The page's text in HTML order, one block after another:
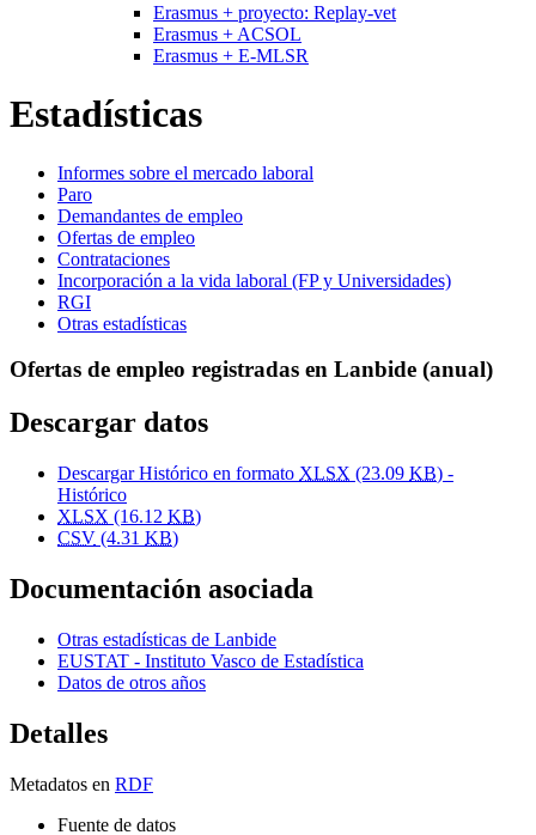
Erasmus + proyecto: Replay-vet
Erasmus + ACSOL
Erasmus + E-MLSR
Estadísticas
Informes sobre el mercado laboral
Paro
Demandantes de empleo
Ofertas de empleo
Contrataciones
Incorporación a la vida laboral (FP y Universidades)
RGI
Otras estadísticas
Ofertas de empleo registradas en Lanbide (anual)
Descargar datos
Descargar Histórico en formato XLSX (23.09 KB) -
Histórico
XLSX (16.12 KB)
CSV (4.31 KB)
Documentación asociada
Otras estadísticas de Lanbide
EUSTAT - Instituto Vasco de Estadística
Datos de otros años
Detalles
Metadatos en RDF
Fuente de datos